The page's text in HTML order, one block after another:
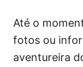
Até o
fotos ou
aventureira